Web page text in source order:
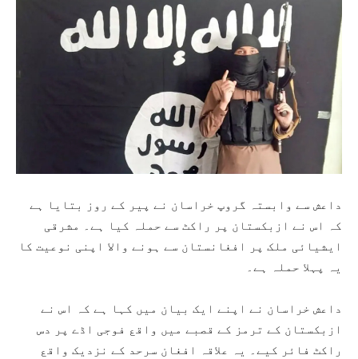
داعش سے وابستہ گروپ خراسان نے پیر کے روز بتایا ہے
کہ اس نے ازبکستان پر راکٹ سے حملہ کیا ہے۔ مشرقی
ایشیائی ملک پر افغانستان سے ہونے والا اپنی نوعیت کا
یہ پہلا حملہ ہے۔
داعش خراسان نے اپنے ایک بیان میں کہا ہے کہ اس نے
ازبکستان کے ترمز کے قصبے میں واقع فوجی اڈے پر دس
راکٹ فائر کیے۔ یہ علاقہ افغان سرحد کے نزدیک واقع